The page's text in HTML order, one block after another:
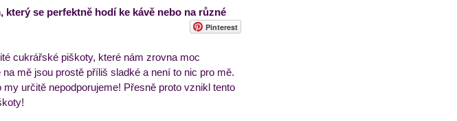
vaření Příkladové jídelníčky na hubnutí
Večeře Zmrzliny a sorbety Pečivo
se perfektně hodí ke kávě nebo na různé
cukrářské piškoty, které nám zrovna moc
mě jsou prostě příliš sladké a není to nic pro mě.
určitě nepodporujeme! Přesně proto vznikl tento
Pinterest